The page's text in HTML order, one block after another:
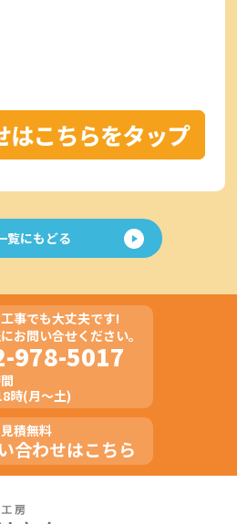
覧にもどる
事でも大丈夫です!
お問い合せください。
978-5017
時(月～土)
積無料
合わせはこちら